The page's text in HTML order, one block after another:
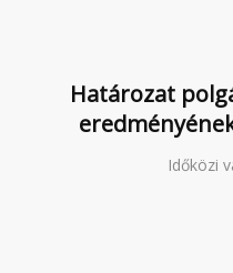
Határozat
Időközi